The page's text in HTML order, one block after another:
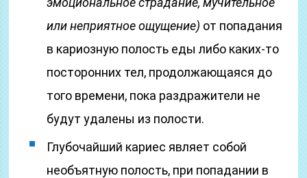
или неприятное ощущение) от попадания
в кариозную полость еды либо каких-то
посторонних тел, продолжающаяся до
того времени, пока раздражители не
будут удалены из полости.
Глубочайший кариес являет собой
необъятную полость, при попадании в